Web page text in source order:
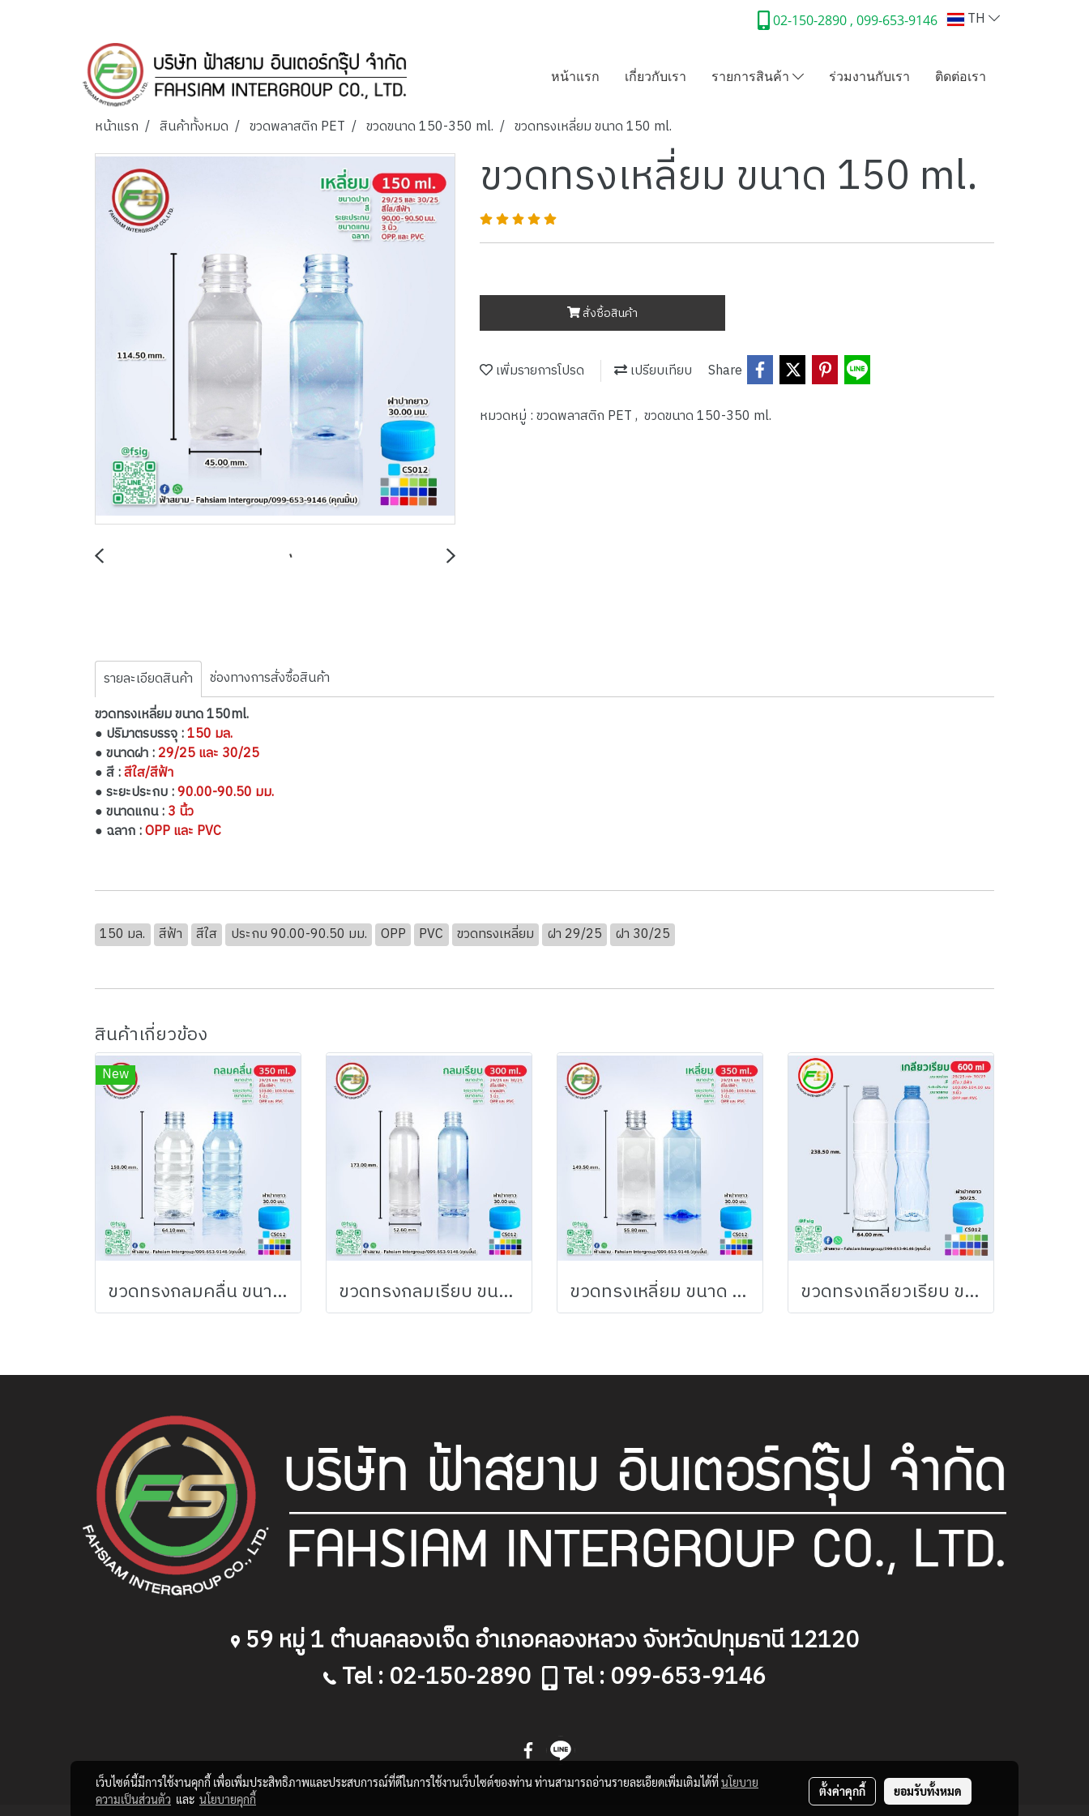
02-150-2890 , 099-653-9146 TH
หน้าแรก เกี่ยวกับเรา รายการสินค้า ร่วมงานกับเรา ติดต่อเรา
หน้าแรก สินค้าทั้งหมด ขวดพลาสติก PET ขวดขนาด 150-350 ml. ขวดทรงเหลี่ยม ขนาด 150 ml.
ขวดทรงเหลี่ยม ขนาด 150 ml.
สั่งซื้อสินค้า
เพิ่มรายการโปรด เปรียบเทียบ Share
หมวดหมู่ :ขวดพลาสติก PET, ขวดขนาด 150-350 ml.
รายละเอียดสินค้า
ช่องทางการสั่งซื้อสินค้า
ขวดทรงเหลี่ยม ขนาด 150ml.
● ปริมาตรบรรจุ :150 มล.
● ขนาดฝา :29/25 และ 30/25
● สี :สีใส/สีฟ้า
● ระยะประกบ :90.00-90.50 มม.
● ขนาดแกน :3 นิ้ว
● ฉลาก :OPP และ PVC
150 มล. สีฟ้า สีใส ประกบ 90.00-90.50 มม. OPP PVC ขวดทรงเหลี่ยม ฝา 29/25 ฝา 30/25
สินค้าเกี่ยวข้อง
New
ขวดทรงกลมคลื่น ขนาด 350 ml. ขวดทรงกลมเรียบ ขนาด 300ml. ขวดทรงเหลี่ยม ขนาด 350 ml. ขวดทรงเกลียวเรียบ ขนาด 600ml.
59หมู่1ตำบลคลองเจ็ด อำเภอคลองหลวง จังหวัดปทุมธานี12120
Tel : 02-150-2890 Tel : 099-653-9146
เว็บไซต์นี้มีการใช้งานคุกกี้ เพื่อเพิ่มประสิทธิภาพและประสบการณ์ที่ดีในการใช้งานเว็บไซต์ของท่าน ท่านสามารถอ่านรายละเอียดเพิ่มเติมได้ที่นโยบาย
ความเป็นส่วนตัว และ นโยบายคุกกี้
ตั้งค่าคุกกี้ ยอมรับทั้งหมด